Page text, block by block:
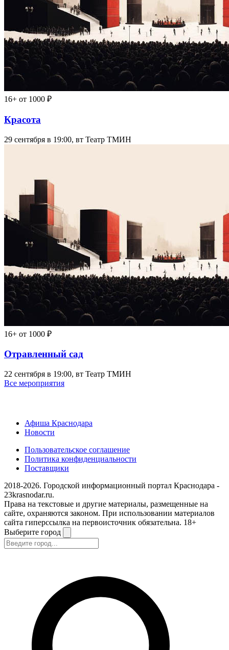
16+ от 1000 ₽
Красота
29 сентября в 19:00, вт Театр ТМИН
16+ от 1000 ₽
Отравленный сад
22 сентября в 19:00, вт Театр ТМИН
Все мероприятия
Афиша Краснодара
Новости
Пользовательское соглашение
Политика конфиденциальности
Поставщики
2018-2026. Городской информационный портал Краснодара -
23krasnodar.ru.
Права на текстовые и другие материалы, размещенные на
сайте, охраняются законом. При использовании материалов
сайта гиперссылка на первоисточник обязательна. 18+
Выберите город